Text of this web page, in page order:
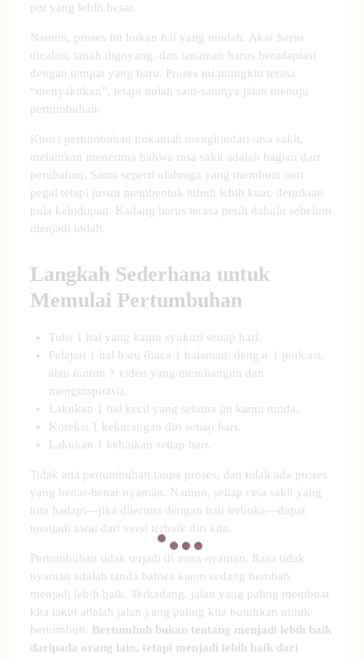
pot yang lebih besar.
Namun, proses itu bukan hal yang mudah. Akar harus
dicabut, tanah digoyang, dan tanaman harus beradaptasi
dengan tempat yang baru. Proses ini mungkin terasa
“menyakitkan”, tetapi itulah satu-satunya jalan menuju
pertumbuhan.
Kunci pertumbuhan bukanlah menghindari rasa sakit,
melainkan menerima bahwa rasa sakit adalah bagian dari
perubahan. Sama seperti olahraga yang membuat otot
pegal tetapi justru membentuk tubuh lebih kuat, demikian
pula kehidupan. Kadang harus terasa perih dahulu sebelum
menjadi indah.
Langkah Sederhana untuk
Memulai Pertumbuhan
Tulis 1 hal yang kamu syukuri setiap hari.
Pelajari 1 hal baru (baca 1 halaman, dengar 1 podcast,
atau tonton 1 video yang membangun dan
menginspirasi).
Lakukan 1 hal kecil yang selama ini kamu tunda.
Koreksi 1 kekurangan diri setiap hari.
Lakukan 1 kebaikan setiap hari.
Tidak ada pertumbuhan tanpa proses, dan tidak ada proses
yang benar-benar nyaman. Namun, setiap rasa sakit yang
kita hadapi—jika diterima dengan hati terbuka—dapat
menjadi awal dari versi terbaik diri kita.
Pertumbuhan tidak terjadi di zona nyaman. Rasa tidak
nyaman adalah tanda bahwa kamu sedang berubah
menjadi lebih baik. Terkadang, jalan yang paling membuat
kita takut adalah jalan yang paling kita butuhkan untuk
bertumbuh. Bertumbuh bukan tentang menjadi lebih baik
daripada orang lain, tetapi menjadi lebih baik dari